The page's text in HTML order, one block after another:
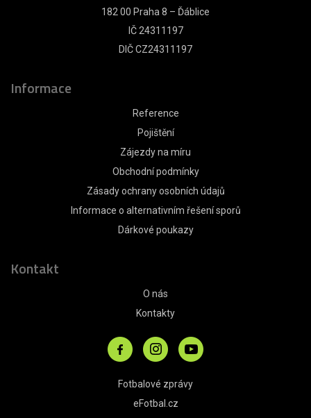
182 00 Praha 8 – Ďáblice
IČ 24311197
DIČ CZ24311197
Informace
Reference
Pojištění
Zájezdy na míru
Obchodní podmínky
Zásady ochrany osobních údajů
Informace o alternativním řešení sporů
Dárkové poukazy
Kontakt
O nás
Kontakty
Fotbalové zprávy
eFotbal.cz